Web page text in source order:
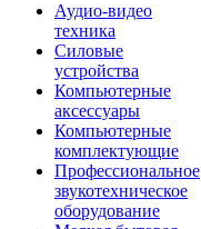
Аудио-видео
техника
Силовые
устройства
Компьютерные
аксессуары
Компьютерные
комплектующие
Профессиональное
звукотехническое
оборудование